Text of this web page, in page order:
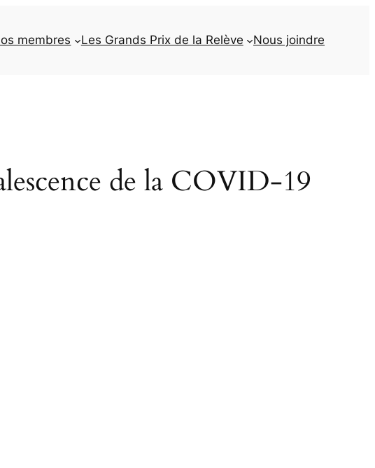
membres Les Grands Prix de la Relève Nous joindre
de la COVID-19